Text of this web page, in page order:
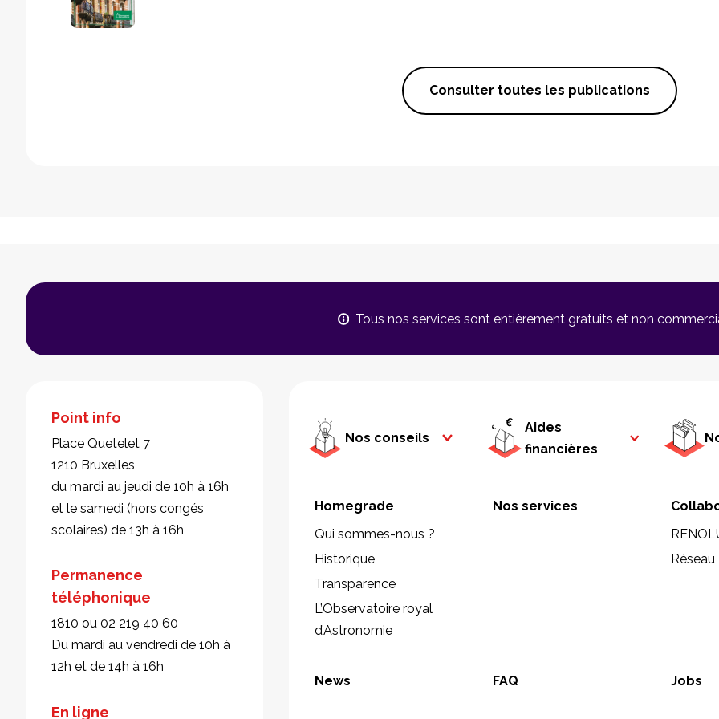
Consulter toutes les publications
Tous nos services sont entièrement gratuits et non
Point info
Place Quetelet 7
1210 Bruxelles
du mardi au jeudi de 10h à 16h
et le samedi (hors congés
scolaires) de 13h à 16h
Permanence
téléphonique
1810 ou 02 219 40 60
Du mardi au vendredi de 10h à
12h et de 14h à 16h
En ligne
Nos conseils
Aides
financières
Homegrade
Qui sommes-nous ?
Historique
Transparence
L’Observatoire royal
d’Astronomie
Nos services
News FAQ Jobs